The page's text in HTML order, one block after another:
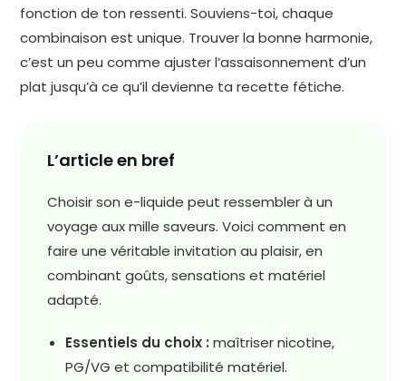
fonction de ton ressenti. Souviens-toi, chaque
combinaison est unique. Trouver la bonne harmonie,
c’est un peu comme ajuster l’assaisonnement d’un
plat jusqu’à ce qu’il devienne ta recette fétiche.
L’article en bref
Choisir son e-liquide peut ressembler à un
voyage aux mille saveurs. Voici comment en
faire une véritable invitation au plaisir, en
combinant goûts, sensations et matériel
adapté.
Essentiels du choix : maîtriser nicotine,
PG/VG et compatibilité matériel.